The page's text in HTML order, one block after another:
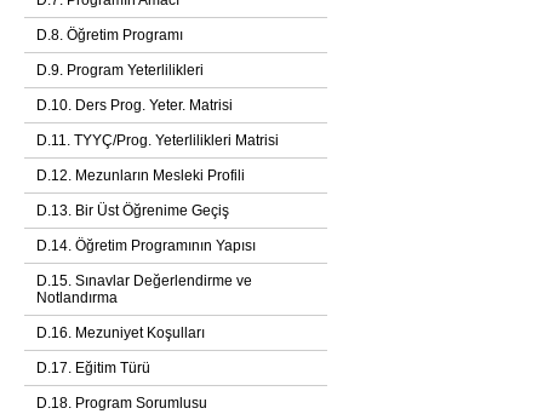
D.8. Öğretim Programı
D.9. Program Yeterlilikleri
D.10. Ders Prog. Yeter. Matrisi
D.11. TYYÇ/Prog. Yeterlilikleri Matrisi
D.12. Mezunların Mesleki Profili
D.13. Bir Üst Öğrenime Geçiş
D.14. Öğretim Programının Yapısı
D.15. Sınavlar Değerlendirme ve
Notlandırma
D.16. Mezuniyet Koşulları
D.17. Eğitim Türü
D.18. Program Sorumlusu